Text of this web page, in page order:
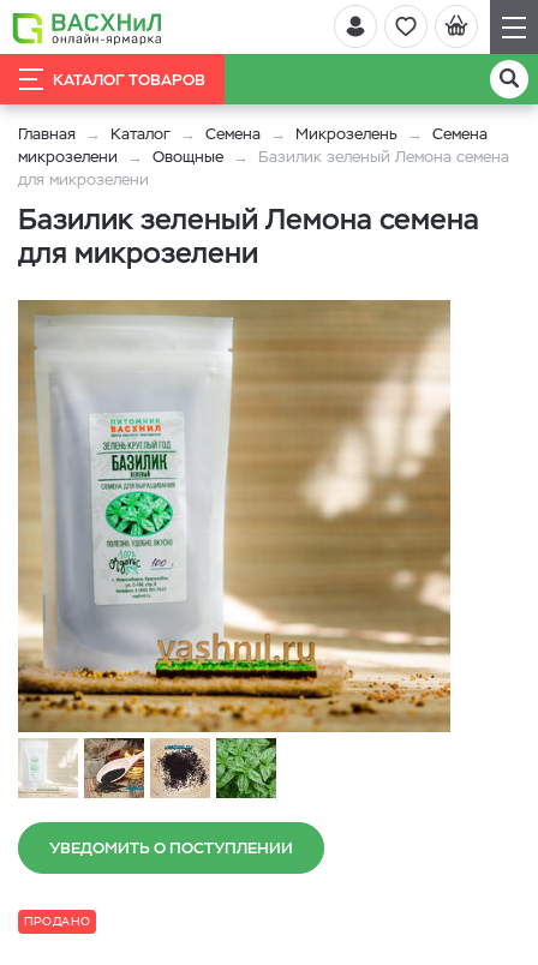
КАТАЛОГ ТОВАРОВ
Главная Каталог Семена Микрозелень
Семена
микрозелени
Овощные
Базилик зеленый Лемона семена
для микрозелени
Базилик зеленый Лемона семена
для микрозелени
УВЕДОМИТЬ О ПОСТУПЛЕНИИ
ПРОДАНО